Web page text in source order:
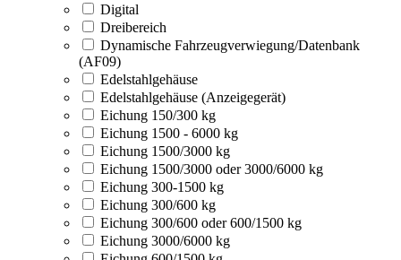
Digital
Dreibereich
Dynamische Fahrzeugverwiegung/Datenbank
(AF09)
Edelstahlgehäuse
Edelstahlgehäuse (Anzeigegerät)
Eichung 150/300 kg
Eichung 1500 - 6000 kg
Eichung 1500/3000 kg
Eichung 1500/3000 oder 3000/6000 kg
Eichung 300-1500 kg
Eichung 300/600 kg
Eichung 300/600 oder 600/1500 kg
Eichung 3000/6000 kg